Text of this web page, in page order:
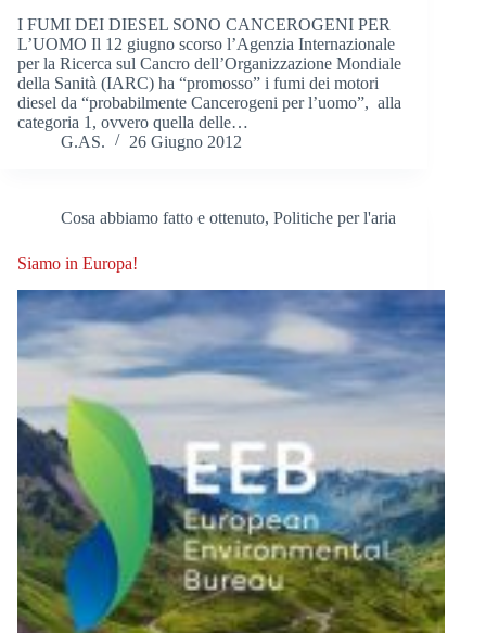
I FUMI DEI DIESEL SONO CANCEROGENI PER
L’UOMO Il 12 giugno scorso l’Agenzia Internazionale
per la Ricerca sul Cancro dell’Organizzazione Mondiale
della Sanità (IARC) ha “promosso” i fumi dei motori
diesel da “probabilmente Cancerogeni per l’uomo”, alla
categoria 1, ovvero quella delle…
G.AS.
26 Giugno 2012
Cosa abbiamo fatto e ottenuto, Politiche per l'aria
Siamo in Europa!